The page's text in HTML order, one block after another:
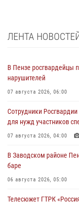
ЛЕНТА
В Пензе росгвардейцы
нарушителей
07 августа 2026, 06:00
Сотрудники
для нужд участников
07 августа 2026, 04:00
В Заводском районе
баре
06 августа 2026, 05:00
Телесюжет ГТРК